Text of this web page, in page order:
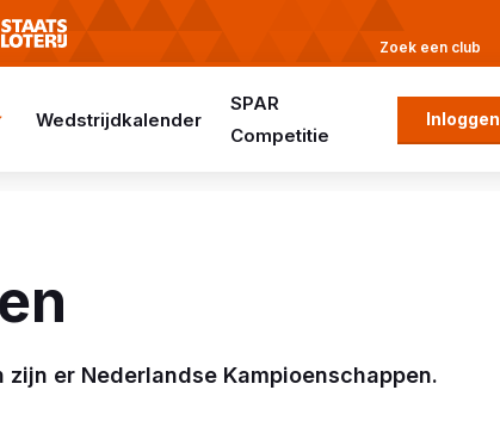
Zoek een club
Wedstrijdkalender
SPAR
Competitie
Inloggen
er Nederlandse Kampioenschappen.